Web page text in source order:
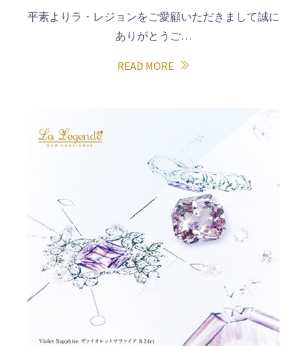
平素よりラ・レジョンをご愛顧いただきまして誠に
ありがとうご…
READ MORE